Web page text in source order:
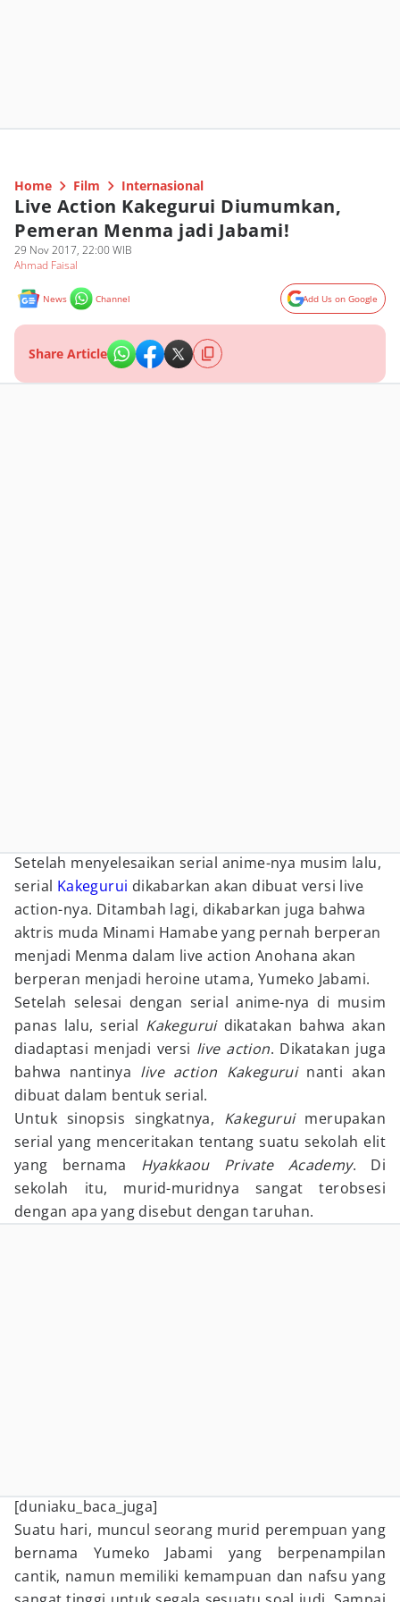
Home Film Internasional
Live Action Kakegurui Diumumkan,
Pemeran Menma jadi Jabami!
29 Nov 2017, 22:00 WIB
Ahmad Faisal
News Channel Add Us on Google
Share Article
Setelah menyelesaikan serial anime-nya musim lalu,
serial Kakegurui dikabarkan akan dibuat versi live
action-nya. Ditambah lagi, dikabarkan juga bahwa
aktris muda Minami Hamabe yang pernah berperan
menjadi Menma dalam live action Anohana akan
berperan menjadi heroine utama, Yumeko Jabami.
Setelah selesai dengan serial anime-nya di musim
panas lalu, serial Kakegurui dikatakan bahwa akan
diadaptasi menjadi versi live action. Dikatakan juga
bahwa nantinya live action Kakegurui nanti akan
dibuat dalam bentuk serial.
Untuk sinopsis singkatnya, Kakegurui merupakan
serial yang menceritakan tentang suatu sekolah elit
yang bernama Hyakkaou Private Academy. Di
sekolah itu, murid-muridnya sangat terobsesi
dengan apa yang disebut dengan taruhan.
[duniaku_baca_juga]
Suatu hari, muncul seorang murid perempuan yang
bernama Yumeko Jabami yang berpenampilan
cantik, namun memiliki kemampuan dan nafsu yang